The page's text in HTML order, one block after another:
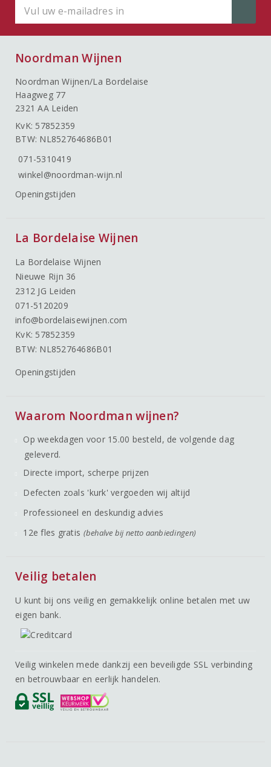
Noordman Wijnen
Noordman Wijnen/La Bordelaise
Haagweg 77
2321 AA Leiden
KvK: 57852359
BTW: NL852764686B01
071-5310419
winkel@noordman-wijn.nl
Openingstijden
La Bordelaise Wijnen
La Bordelaise Wijnen
Nieuwe Rijn 36
2312 JG Leiden
071-5120209
info@bordelaisewijnen.com
KvK: 57852359
BTW: NL852764686B01
Openingstijden
Waarom Noordman wijnen?
Op weekdagen voor 15.00 besteld, de volgende dag
geleverd.
Directe import, scherpe prijzen
Defecten zoals 'kurk' vergoeden wij altijd
Professioneel en deskundig advies
12e fles gratis (behalve bij netto aanbiedingen)
Veilig betalen
U kunt bij ons veilig en gemakkelijk online betalen met uw
eigen bank.
Veilig winkelen mede dankzij een beveiligde SSL verbinding
en betrouwbaar en eerlijk handelen.